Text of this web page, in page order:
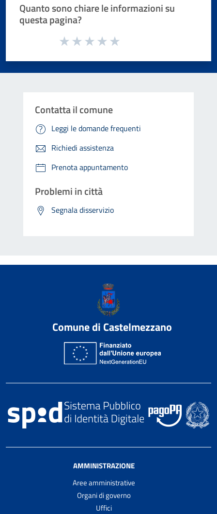
Quanto sono chiare le informazioni su
questa pagina?
Valuta da 1 a 5 stelle la pagina
Contatta il comune
Leggi le domande frequenti
Richiedi assistenza
Prenota appuntamento
Problemi in città
Segnala disservizio
Comune di Castelmezzano
AMMINISTRAZIONE
Aree amministrative
Organi di governo
Uffici